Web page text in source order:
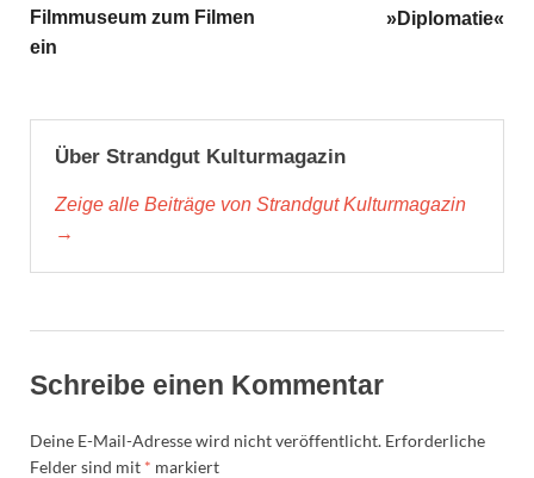
Filmmuseum zum Filmen
ein
»Diplomatie«
Über Strandgut Kulturmagazin
Zeige alle Beiträge von Strandgut Kulturmagazin
→
Schreibe einen Kommentar
Deine E-Mail-Adresse wird nicht veröffentlicht. Erforderliche
Felder sind mit * markiert